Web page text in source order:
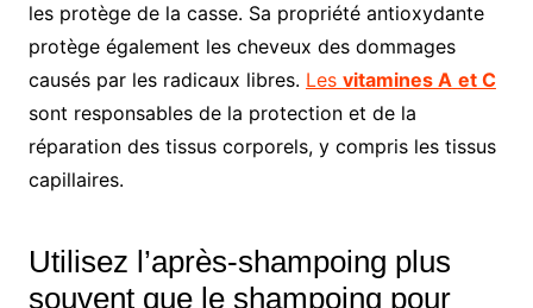
les protège de la casse. Sa propriété antioxydante
protège également les cheveux des dommages
causés par les radicaux libres. Les vitamines A et C
sont responsables de la protection et de la
réparation des tissus corporels, y compris les tissus
capillaires.
Utilisez l’après-shampoing plus
souvent que le shampoing pour